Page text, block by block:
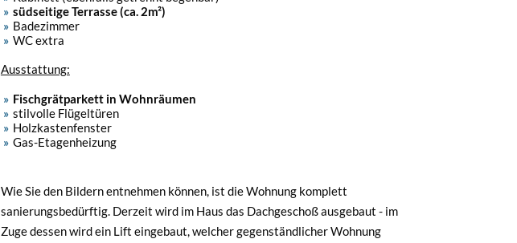
südseitige Terrasse (ca. 2m²)
Badezimmer
WC extra
Ausstattung:
Fischgrätparkett in Wohnräumen
stilvolle Flügeltüren
Holzkastenfenster
Gas-Etagenheizung
Wie Sie den Bildern entnehmen können, ist die Wohnung komplett
sanierungsbedürftig. Derzeit wird im Haus das Dachgeschoß ausgebaut - im
Zuge dessen wird ein Lift eingebaut, welcher gegenständlicher Wohnung